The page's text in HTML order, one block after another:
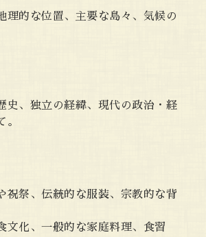
理的な位置、主要な島々、気候の
史、独立の経緯、現代の政治・経
。
祝祭、伝統的な服装、宗教的な背
文化、一般的な家庭料理、食習